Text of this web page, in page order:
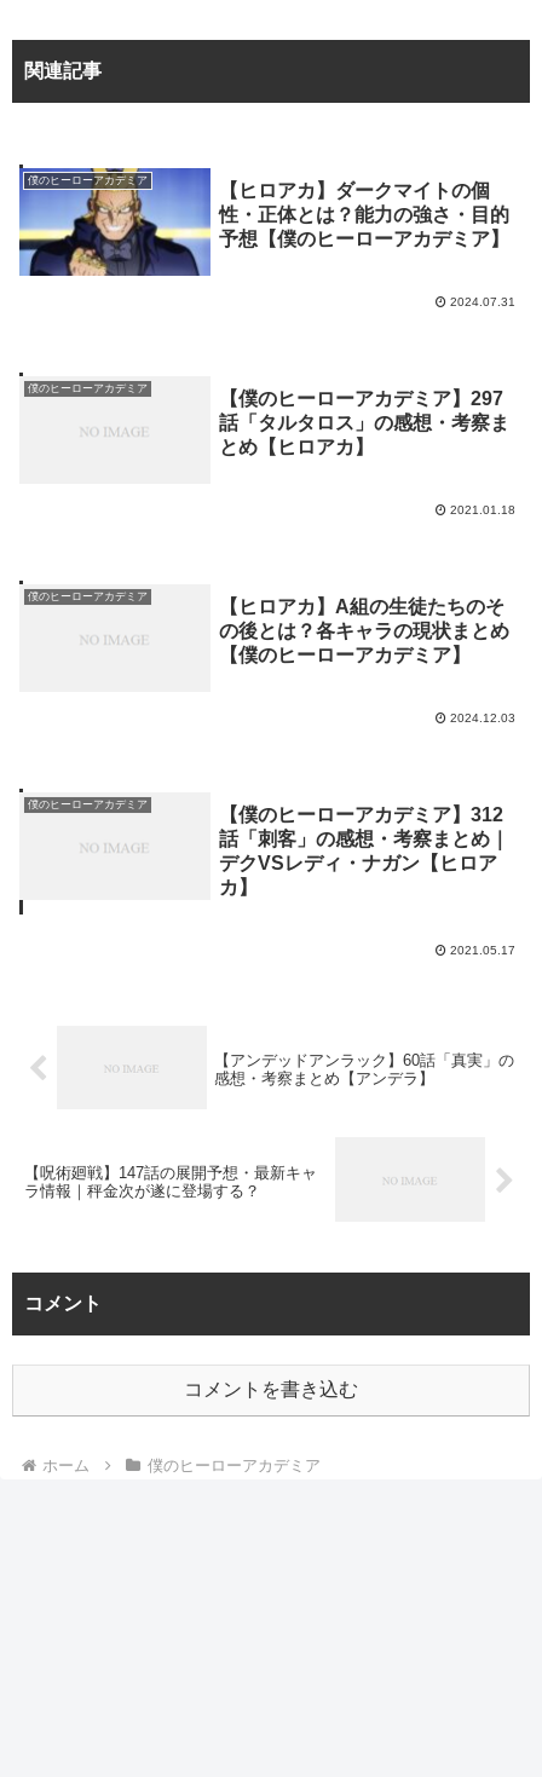
関連記事
僕のヒーローアカデミア
【ヒロアカ】ダークマイトの個
性・正体とは？能力の強さ・目的
予想【僕のヒーローアカデミア】
2024.07.31
僕のヒーローアカデミア
【僕のヒーローアカデミア】297
話「タルタロス」の感想・考察ま
とめ【ヒロアカ】
2021.01.18
僕のヒーローアカデミア
【ヒロアカ】A組の生徒たちのそ
の後とは？各キャラの現状まとめ
【僕のヒーローアカデミア】
2024.12.03
僕のヒーローアカデミア
【僕のヒーローアカデミア】312
話「刺客」の感想・考察まとめ｜
デクVSレディ・ナガン【ヒロア
カ】
2021.05.17
【アンデッドアンラック】60話「真実」の
感想・考察まとめ【アンデラ】
【呪術廻戦】147話の展開予想・最新キャ
ラ情報｜秤金次が遂に登場する？
コメント
コメントを書き込む
ホーム 僕のヒーローアカデミア